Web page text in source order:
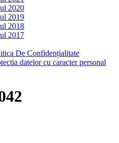
2020
2019
2018
2017
De Confidențialitate
datelor cu caracter personal